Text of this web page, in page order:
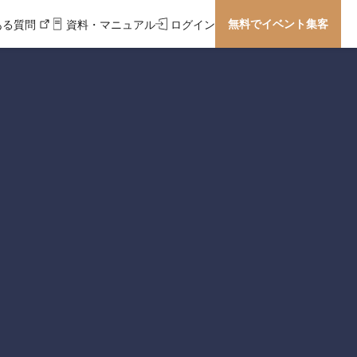
質問 資料・マニュアル ログイン 無料でイベント集客